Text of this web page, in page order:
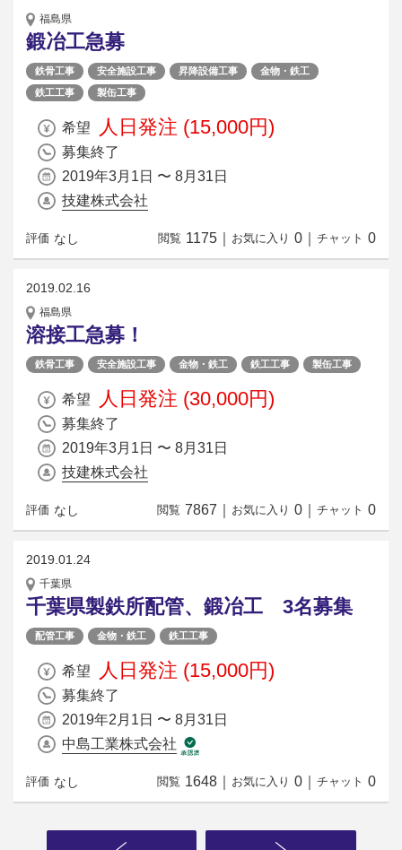
福島県
鍛冶工急募
鉄骨工事 安全施設工事 昇降設備工事
金物・鉄工
鉄工工事
製缶工事
希望 人日発注 (15,000円)
募集終了
2019年3月1日 〜 8月31日
技建株式会社
評価 なし 閲覧 1175 お気に入り 0 チャット 0
2019.02.16
福島県
溶接工急募！
鉄骨工事 安全施設工事 金物・鉄工 鉄工工事 製缶工事
希望 人日発注 (30,000円)
募集終了
2019年3月1日 〜 8月31日
技建株式会社
評価 なし 閲覧 7867 お気に入り 0 チャット 0
2019.01.24
千葉県
千葉県製鉄所配管、鍛冶工 3名募集
配管工事 金物・鉄工 鉄工工事
希望 人日発注 (15,000円)
募集終了
2019年2月1日 〜 8月31日
中島工業株式会社
評価 なし 閲覧 1648 お気に入り 0 チャット 0